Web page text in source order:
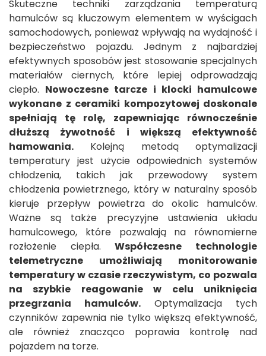
Skuteczne techniki zarządzania temperaturą
hamulców są kluczowym elementem w wyścigach
samochodowych, ponieważ wpływają na wydajność i
bezpieczeństwo pojazdu. Jednym z najbardziej
efektywnych sposobów jest stosowanie specjalnych
materiałów ciernych, które lepiej odprowadzają
ciepło. Nowoczesne tarcze i klocki hamulcowe
wykonane z ceramiki kompozytowej doskonale
spełniają tę rolę, zapewniając równocześnie
dłuższą żywotność i większą efektywność
hamowania. Kolejną metodą optymalizacji
temperatury jest użycie odpowiednich systemów
chłodzenia, takich jak przewodowy system
chłodzenia powietrznego, który w naturalny sposób
kieruje przepływ powietrza do okolic hamulców.
Ważne są także precyzyjne ustawienia układu
hamulcowego, które pozwalają na równomierne
rozłożenie ciepła.Współczesne technologie
telemetryczne umożliwiają monitorowanie
temperatury w czasie rzeczywistym, co pozwala
na szybkie reagowanie w celu uniknięcia
przegrzania hamulców. Optymalizacja tych
czynników zapewnia nie tylko większą efektywność,
ale również znacząco poprawia kontrolę nad
pojazdem na torze.